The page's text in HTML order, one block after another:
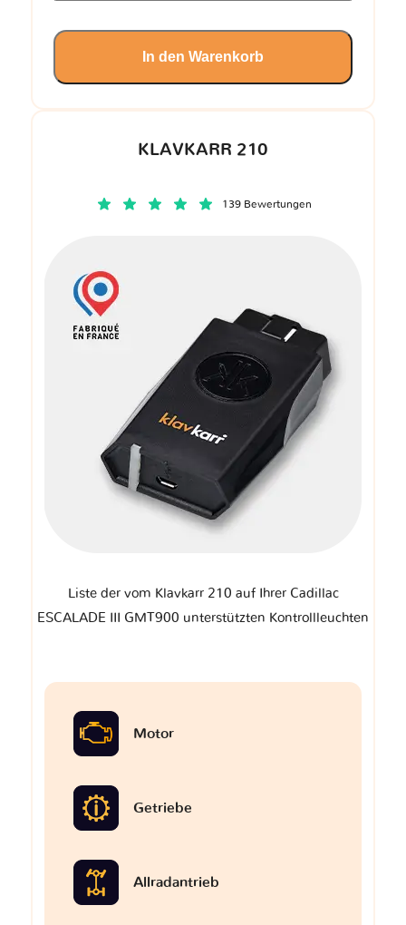
KLAVKARR 210
139 Bewertungen
Liste der vom Klavkarr 210 auf Ihrer Cadillac
ESCALADE III GMT900 unterstützten Kontrollleuchten
Motor
Getriebe
Allradantrieb
In den Warenkorb